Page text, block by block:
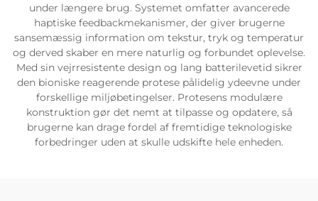
under længere brug. Systemet omfatter avancerede
haptiske feedbackmekanismer, der giver brugerne
sansemæssig information om tekstur, tryk og temperatur
og derved skaber en mere naturlig og forbundet oplevelse.
Med sin vejrresistente design og lang batterilevetid sikrer
den bioniske reagerende protese pålidelig ydeevne under
forskellige miljøbetingelser. Protesens modulære
konstruktion gør det nemt at tilpasse og opdatere, så
brugerne kan drage fordel af fremtidige teknologiske
forbedringer uden at skulle udskifte hele enheden.